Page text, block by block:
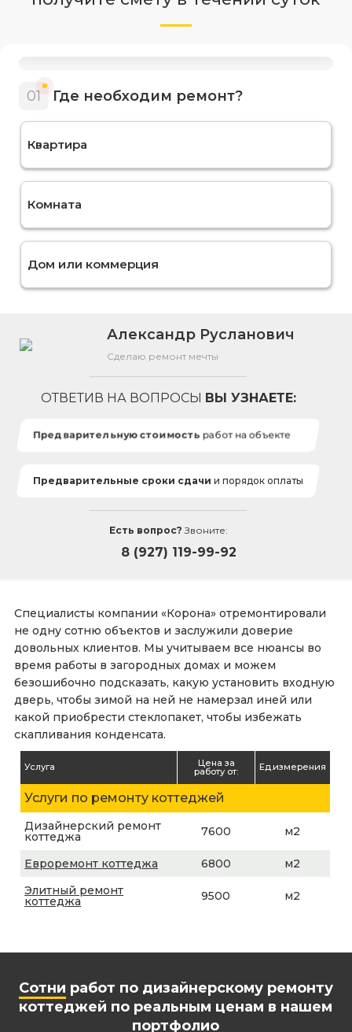
Александр Русланович
Сделаю ремонт мечты
ОТВЕТИВ НА ВОПРОСЫ ВЫ УЗНАЕТЕ:
Предварительную стоимость работ на объекте
Предварительные сроки сдачи и порядок оплаты
Есть вопрос? Звоните:
8 (927) 119-99-92
01 Где необходим ремонт?
Квартира
Комната
Дом или коммерция
Специалисты компании «Корона» отремонтировали
не одну сотню объектов и заслужили доверие
довольных клиентов. Мы учитываем все нюансы во
время работы в загородных домах и можем
безошибочно подсказать, какую установить входную
дверь, чтобы зимой на ней не намерзал иней или
какой приобрести стеклопакет, чтобы избежать
скапливания конденсата.
Услуга Цена за
работу от: Ед.измерения
Услуги по ремонту коттеджей
Дизайнерский ремонт
коттеджа 7600 м2
Евроремонт коттеджа 6800
м2
Элитный ремонт
коттеджа 9500 м2
Сотни работ по дизайнерскому ремонту
коттеджей по реальным ценам в нашем
портфолио